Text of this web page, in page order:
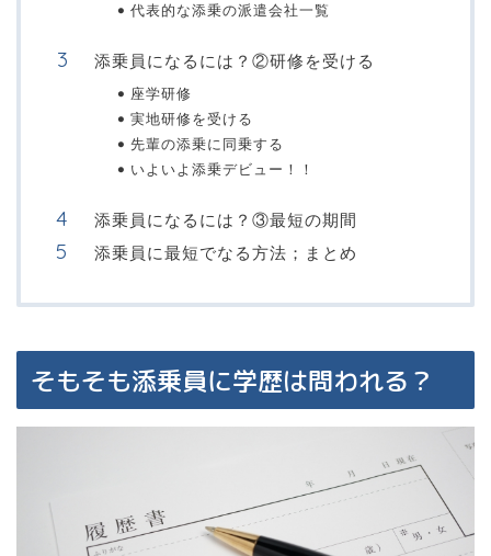
代表的な添乗の派遣会社一覧
添乗員になるには？②研修を受ける
座学研修
実地研修を受ける
先輩の添乗に同乗する
いよいよ添乗デビュー！！
添乗員になるには？③最短の期間
添乗員に最短でなる方法；まとめ
そもそも添乗員に学歴は問われる？